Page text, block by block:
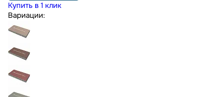
Купить в 1 клик
Вариации: